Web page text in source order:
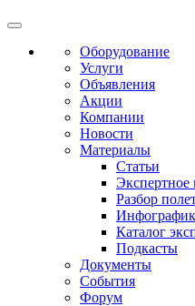
Оборудование
Услуги
Объявления
Акции
Компании
Новости
Материалы
Статьи
Экспертное
Разбор
Каталог
Подкасты
Документы
События
Форум